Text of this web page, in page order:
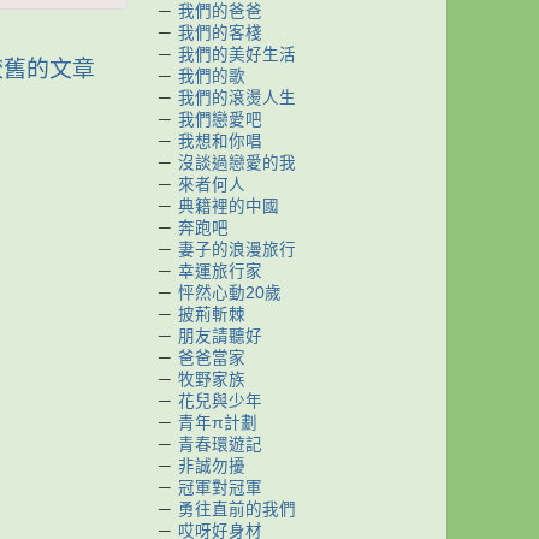
的文章
－ 我們的爸爸
－ 我們的客棧
－ 我們的美好生活
－ 我們的歌
－ 我們的滾燙人生
－ 我們戀愛吧
－ 我想和你唱
－ 沒談過戀愛的我
－ 來者何人
－ 典籍裡的中國
－ 奔跑吧
－ 妻子的浪漫旅行
－ 幸運旅行家
－ 怦然心動20歲
－ 披荊斬棘
－ 朋友請聽好
－ 爸爸當家
－ 牧野家族
－ 花兒與少年
－ 青年π計劃
－ 青春環遊記
－ 非誠勿擾
－ 冠軍對冠軍
－ 勇往直前的我們
－ 哎呀好身材